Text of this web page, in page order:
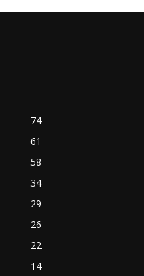
74
61
58
34
29
26
22
14